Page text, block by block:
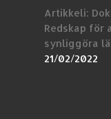
Artikkeli:
Redskap för
synliggöra
21/02/2022